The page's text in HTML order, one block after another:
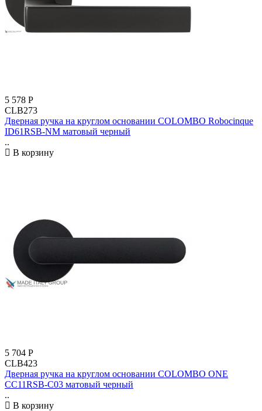
5 578 Р
CLB273
Дверная ручка на круглом основании COLOMBO Robocinque
ID61RSB-NM матовый черный
..
В корзину
5 704 Р
CLB423
Дверная ручка на круглом основании COLOMBO ONE
CC11RSB-C03 матовый черный
..
В корзину